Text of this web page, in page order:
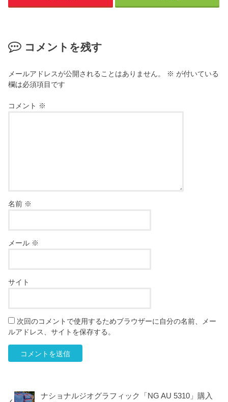
コメントを残す
メールアドレスが公開されることはありません。 ※ が付いている
欄は必須項目です
コメント ※
名前 ※
メール ※
サイト
次回のコメントで使用するためブラウザーに自分の名前、メー
ルアドレス、サイトを保存する。
ナショナルジオグラフィック「NG AU 5310」購入